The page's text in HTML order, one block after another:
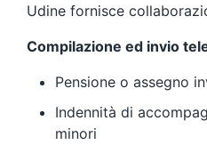
Udine fornisce
Compilazione ed invio
Pensione o assegno
Indennità di
minori